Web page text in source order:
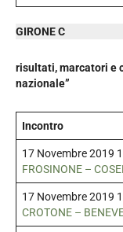
GIRONE C
risultati, marcatori e
nazionale”
Incontro
17 Novembre 2019
FROSINONE –
17 Novembre 2019
CROTONE –